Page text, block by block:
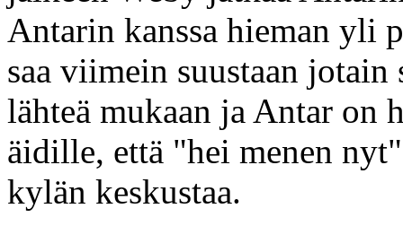
Antarin kanssa hieman yli
saa viimein suustaan
lähteä mukaan ja Antar on
äidille, että "hei menen
kylän keskustaa.